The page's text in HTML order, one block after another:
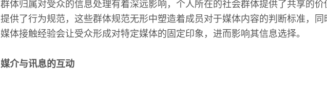
群体归属对受众的信息处理有着深远影响，个人所在的社会群体提供了共享的价
提供了行为规范，这些群体规范无形中塑造着成员对于媒体内容的判断标准，同
媒体接触经验会让受众形成对特定媒体的固定印象，进而影响其信息选择。
媒介与讯息的互动